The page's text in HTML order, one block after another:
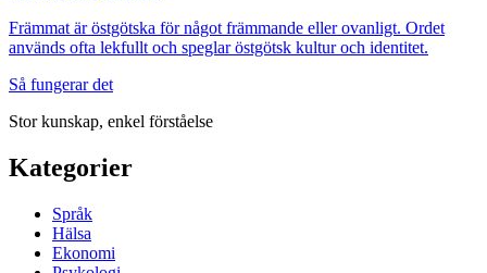
Främmat är östgötska för något främmande eller ovanligt. Ordet
används ofta lekfullt och speglar östgötsk kultur och identitet.
Så fungerar det
Stor kunskap, enkel förståelse
Kategorier
Språk
Hälsa
Ekonomi